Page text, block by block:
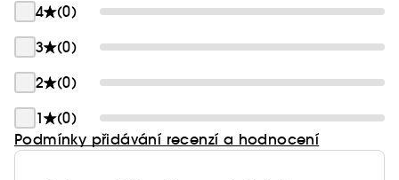
4
(0)
3
(0)
2
(0)
1
(0)
Podmínky přidávání recenzí a hodnocení